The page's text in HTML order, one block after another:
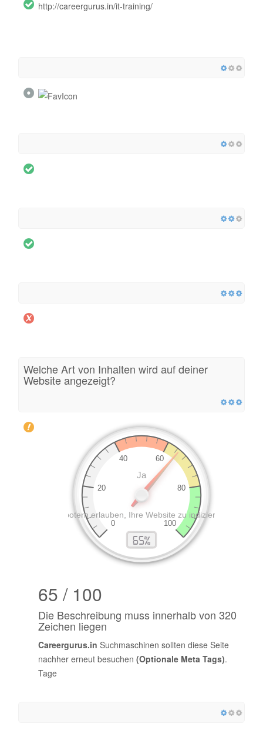
http://careergurus.in/it-training/
Welche Art von Inhalten wird auf deiner
Website angezeigt?
65 / 100
Die Beschreibung muss innerhalb von 320
Zeichen liegen
Careergurus.in Suchmaschinen sollten diese Seite
nachher erneut besuchen (Optionale Meta Tags).
Tage